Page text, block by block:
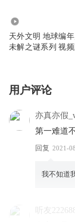
天外文明 地球编年
未解之谜系列 视
用户评论
亦真亦假
第一难道
回复 2021-
我不知道
听友